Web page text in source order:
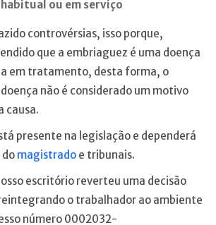
ou em serviço
controvérsias, isso porque,
que a embriaguez é uma doença
em tratamento, desta forma, o
não é considerado um motivo
causa.
presente na legislação e dependerá
magistradoe tribunais.
escritório reverteu uma decisão
o trabalhador ao ambiente
número 0002032-